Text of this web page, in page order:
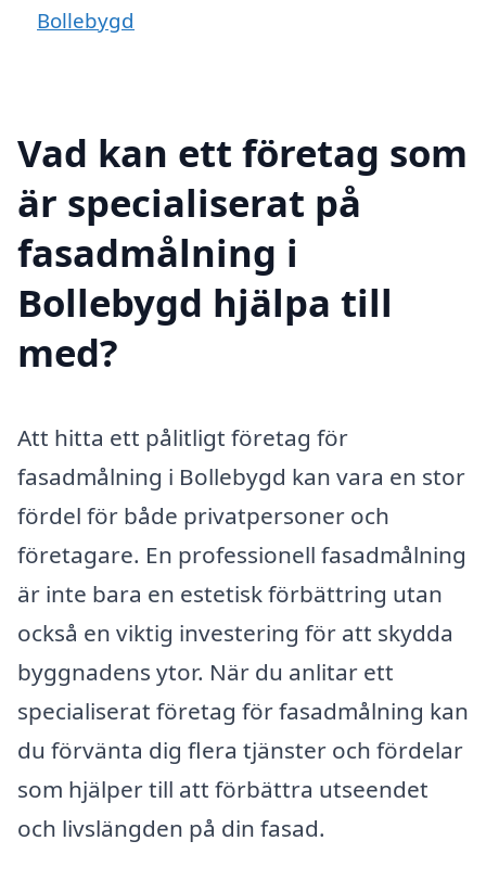
Bollebygd
Vad kan ett företag som
är specialiserat på
fasadmålning i
Bollebygd hjälpa till
med?
Att hitta ett pålitligt företag för
fasadmålning i Bollebygd kan vara en stor
fördel för både privatpersoner och
företagare. En professionell fasadmålning
är inte bara en estetisk förbättring utan
också en viktig investering för att skydda
byggnadens ytor. När du anlitar ett
specialiserat företag för fasadmålning kan
du förvänta dig flera tjänster och fördelar
som hjälper till att förbättra utseendet
och livslängden på din fasad.